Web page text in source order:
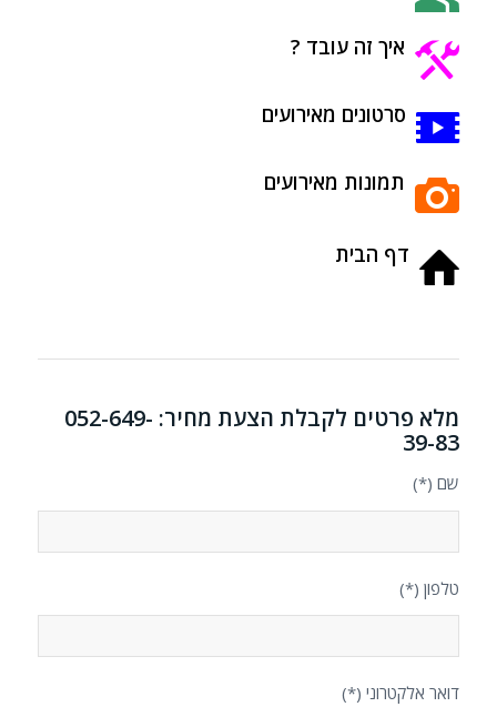
איך זה עובד ?
סרטונים מאירועים
תמונות מאירועים
דף הבית
מלא פרטים לקבלת הצעת מחיר: 052-649-
39-83
שם (*)
טלפון (*)
דואר אלקטרוני (*)